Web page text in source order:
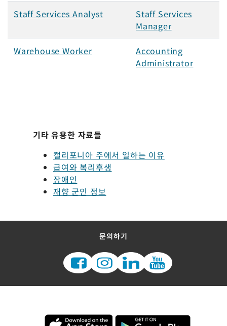
Staff Services Analyst
Staff Services
Manager
Warehouse Worker
Accounting
Administrator
기타 유용한 자료들
캘리포니아 주에서 일하는 이유
급여와 복리후생
장애인
재향 군인 정보
문의하기